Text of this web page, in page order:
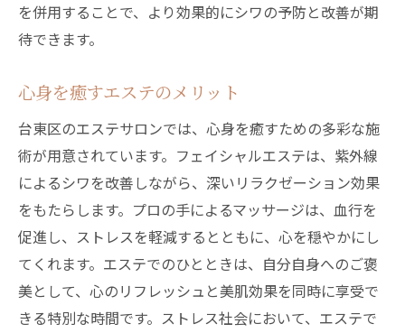
を併用することで、より効果的にシワの予防と改善が期
待できます。
心身を癒すエステのメリット
台東区のエステサロンでは、心身を癒すための多彩な施
術が用意されています。フェイシャルエステは、紫外線
によるシワを改善しながら、深いリラクゼーション効果
をもたらします。プロの手によるマッサージは、血行を
促進し、ストレスを軽減するとともに、心を穏やかにし
てくれます。エステでのひとときは、自分自身へのご褒
美として、心のリフレッシュと美肌効果を同時に享受で
きる特別な時間です。ストレス社会において、エステで